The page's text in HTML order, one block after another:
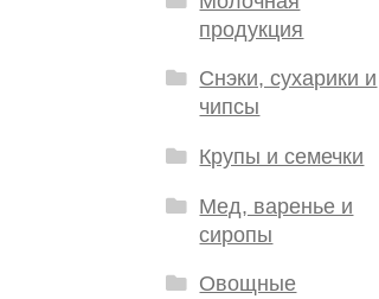
продукция
Снэки, сухарики и
чипсы
Крупы и семечки
Мед, варенье и
сиропы
Овощные